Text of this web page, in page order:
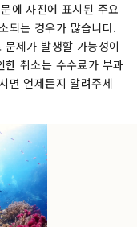
에 사진에 표시된 주요
되는 경우가 많습니다.
제가 발생할 가능성이
취소는 수수료가 부과
면 언제든지 알려주세